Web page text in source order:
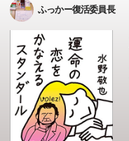
ふっかー復活委員長